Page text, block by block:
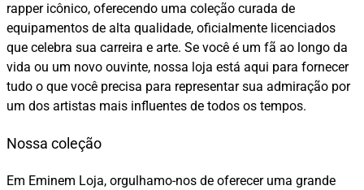
rapper icônico, oferecendo uma coleção curada de
equipamentos de alta qualidade, oficialmente licenciados
que celebra sua carreira e arte. Se você é um fã ao longo da
vida ou um novo ouvinte, nossa loja está aqui para fornecer
tudo o que você precisa para representar sua admiração por
um dos artistas mais influentes de todos os tempos.
Nossa coleção
Em Eminem Loja, orgulhamo-nos de oferecer uma grande